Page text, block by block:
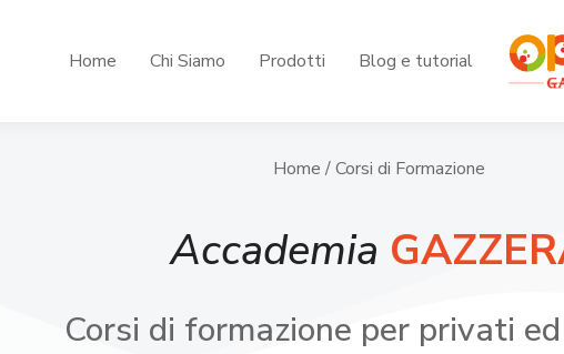
Home Chi Siamo Prodotti Blog e tutorial
Home / Corsi di Formazione
Accademia
Corsi di formazione per privati